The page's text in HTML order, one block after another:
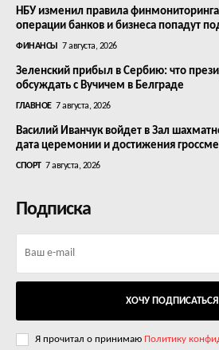
НБУ изменил правила финмониторинга
операции банков и бизнеса попадут
ФИНАНСЫ 7 августа, 2026
Зеленский прибыл в Сербию: что
обсуждать с Вучичем в Белграде
ГЛАВНОЕ 7 августа, 2026
Василий Иванчук войдет в Зал
дата церемонии и достижения
СПОРТ 7 августа, 2026
Подписка
ХОЧУ ПОДПИСАТЬСЯ
Я прочитал о принимаю Политику